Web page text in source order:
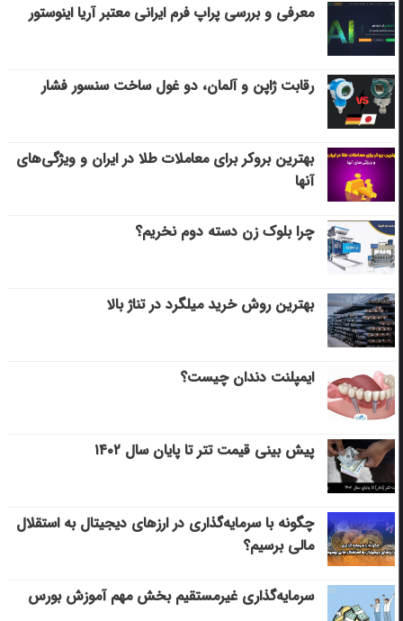
معرفی و بررسی پراپ فرم ایرانی معتبر آریا اینوستور
رقابت ژاپن و آلمان، دو غول ساخت سنسور فشار
بهترین بروکر برای معاملات طلا در ایران و ویژگی‌های
آنها
چرا بلوک زن دسته دوم نخریم؟
بهترین روش خرید میلگرد در تناژ بالا
ایمپلنت دندان چیست؟
پیش بینی قیمت تتر تا پایان سال ۱۴۰۲
چگونه با سرمایه‌گذاری در ارزهای دیجیتال به استقلال
مالی برسیم؟
سرمایه‌گذاری غیرمستقیم بخش مهم آموزش بورس